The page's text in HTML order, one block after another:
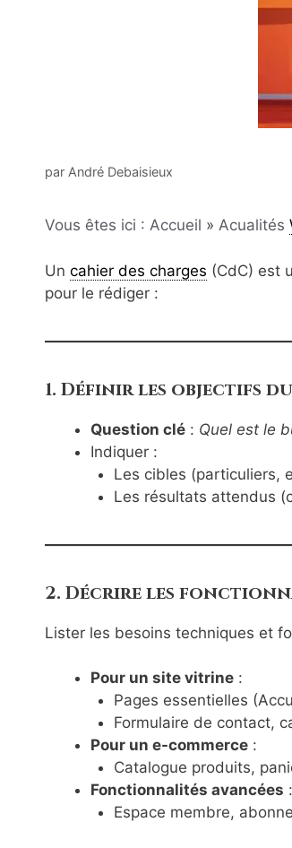
par André Debaisieux
Vous êtes ici : Accueil » Acualités
Un cahier des charges (CdC) est
pour le rédiger :
1. Définir les objectifs
Question clé : Quel est le
Indiquer :
Les cibles (particuliers,
Les résultats attendus
2. Décrire les
Lister les besoins techniques et
Pour un site vitrine :
Pages essentielles
Formulaire de contact,
Pour un e-commerce :
Catalogue produits,
Fonctionnalités avancées :
Espace membre,